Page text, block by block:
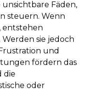
unsichtbare Fäden,
steuern. Wenn
sie jedoch
und
fördern das
die
oder